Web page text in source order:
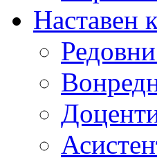
Наставен